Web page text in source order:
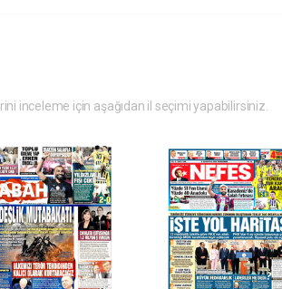
inceleme için aşağıdan il seçimi yapabilirsiniz.